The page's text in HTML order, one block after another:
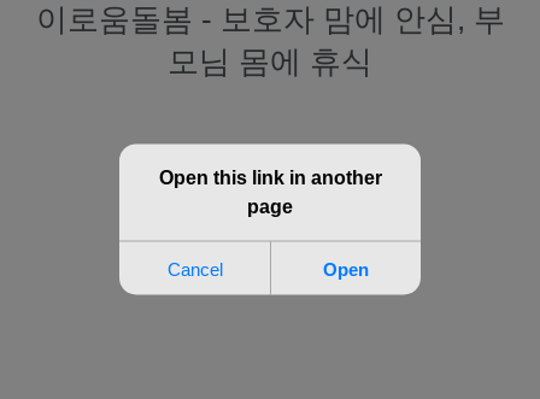
이로움돌봄 - 보호자 맘에 안심, 부
모님 몸에 휴식